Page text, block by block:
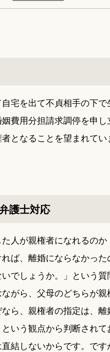
宅を出て不貞相手の下
費用分担請求調停を申
となることを望まれてい
護士対応
人が親権者になれるのか
れば、離婚にならなかっ
でしょうか。」という
がら、父母のどちらが
ら、親権者の指定は、
いう観点から判断され
結しないからです。で